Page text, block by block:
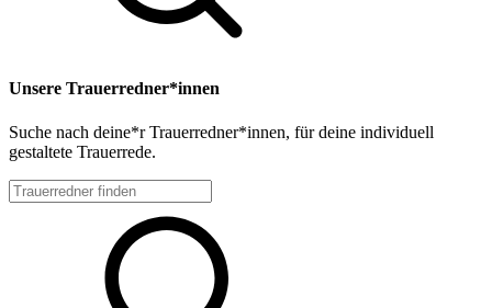
Unsere Trauerredner*innen
Suche nach deine*r Trauerredner*innen, für deine individuell
gestaltete Trauerrede.